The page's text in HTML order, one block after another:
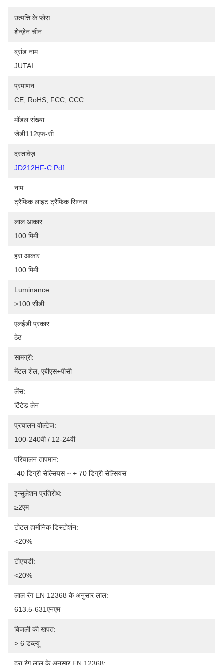
उत्पत्ति के प्लेस:
शेन्ज़ेन चीन
ब्रांड नाम:
JUTAI
प्रमाणन:
CE, RoHS, FCC, CCC
मॉडल संख्या:
जेडी112एफ-सी
दस्तावेज़:
JD212HF-C.pdf
नाम:
ट्रैफिक लाइट ट्रैफिक सिग्नल
लाल आकार:
100 मिमी
हरा आकार:
100 मिमी
Luminance:
>100 सीडी
एलईडी प्रकार:
ठेठ
सामग्री:
मेंटल शेल, एबीएस+पीसी
लेंस:
टिंटेड लेन
प्रचालन वोल्टेज:
100-240वी / 12-24वी
परिचालन तापमान:
-40 डिग्री सेल्सियस ~ + 70 डिग्री सेल्सियस
इन्सुलेशन प्रतिरोध:
≥2एम
टोटल हार्मोनिक डिस्टोर्शन:
<20%
टीएचडी:
<20%
लाल रंग EN 12368 के अनुसार लाल:
613.5-631एनएम
बिजली की खपत:
> 6 डब्ल्यू
हरा रंग लाल के अनुसार EN 12368: